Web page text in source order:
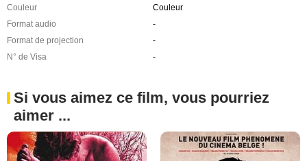
Couleur
Couleur
Format audio
-
Format de projection
-
N° de Visa
-
Si vous aimez ce film, vous pourriez
aimer ...